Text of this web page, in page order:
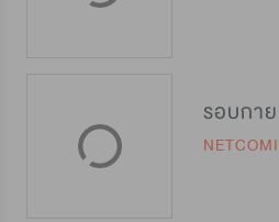
รอบกา